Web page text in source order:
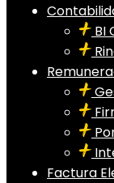
BI
Factura